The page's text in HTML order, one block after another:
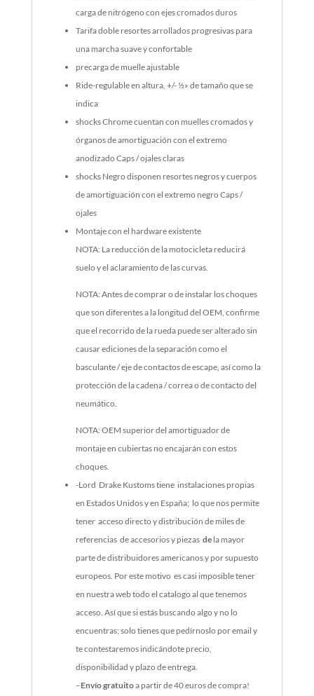
carga de nitrógeno con ejes cromados duros
Tarifa doble resortes arrollados progresivas para
una marcha suave y confortable
precarga de muelle ajustable
Ride-regulable en altura, +/- ½» de tamaño que se
indica
shocks Chrome cuentan con muelles cromados y
órganos de amortiguación con el extremo
anodizado Caps / ojales claras
shocks Negro disponen resortes negros y cuerpos
de amortiguación con el extremo negro Caps /
ojales
Montaje con el hardware existente
NOTA: La reducción de la motocicleta reducirá
suelo y el aclaramiento de las curvas.
NOTA: Antes de comprar o de instalar los choques
que son diferentes a la longitud del OEM, confirme
que el recorrido de la rueda puede ser alterado sin
causar ediciones de la separación como el
basculante / eje de contactos de escape, así como la
protección de la cadena / correa o de contacto del
neumático.
NOTA: OEM superior del amortiguador de
montaje en cubiertas no encajarán con estos
choques.
-Lord Drake Kustoms tiene instalaciones propias
en Estados Unidos y en España; lo que nos permite
tener acceso directo y distribución de miles de
referencias de accesorios y piezasdela mayor
parte de distribuidores americanos y por supuesto
europeos. Por este motivo es casi imposible tener
en nuestra web todo el catalogo al que tenemos
acceso. Así que si estás buscando algo y no lo
encuentras; solo tienes que pedírnoslo por email y
te contestaremos indicándote precio,
disponibilidad y plazo de entrega.
–Envío gratuitoa partir de 40 euros de compra!